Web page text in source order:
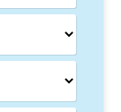
al mar
y de
y la